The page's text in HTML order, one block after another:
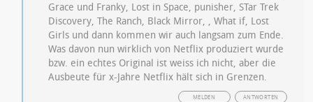
Grace und Franky, Lost in Space, punisher, STar Trek
Discovery, The Ranch, Black Mirror, , What if, Lost
Girls und dann kommen wir auch langsam zum Ende.
Was davon nun wirklich von Netflix produziert wurde
bzw. ein echtes Original ist weiss ich nicht, aber die
Ausbeute für x-Jahre Netflix hält sich in Grenzen.
ANTWORTEN
MELDEN